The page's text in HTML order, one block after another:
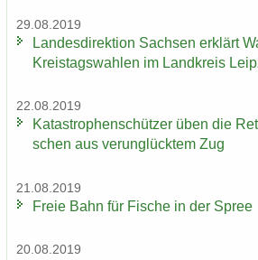
29.08.2019
Lan­des­di­rek­ti­on Sach­sen er­klärt
Kreis­tags­wah­len im Land­kreis
22.08.2019
Ka­ta­stro­phen­schüt­zer üben die
schen aus ver­un­glück­tem Zug
21.08.2019
Freie Bahn für Fi­sche in der Spree
20.08.2019